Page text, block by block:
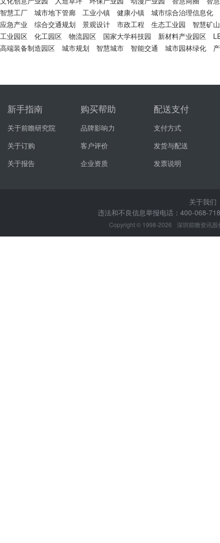
智慧工厂
城市地下管廊 工业小镇 健康小镇
城市综合治理信息化
应急产业
综合交通规划 景观设计 市政工程 生态工业园
智慧矿山
工业园区
化工园区 物流园区 国家大学科技园 新材料产业园区
高端装备制造园区
城市规划 智慧城市 智能交通 城市园林绿化
新手指南
关于前瞻研究院
关于订购
关于报告
购买帮助
品牌影响力
客户评价
企业资质
配送支付
支付方式
发货与配送
发票说明
关于我们
违法和不良信息举报电话：400-068-
Copyright © 1998-2026 深圳前瞻资讯股